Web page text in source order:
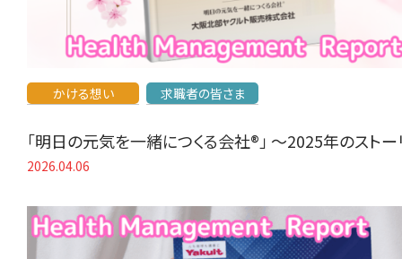
かける想い 求職者の皆さま
「明日の元気を一緒につくる会社®」 〜2025年のスト
2026.04.06